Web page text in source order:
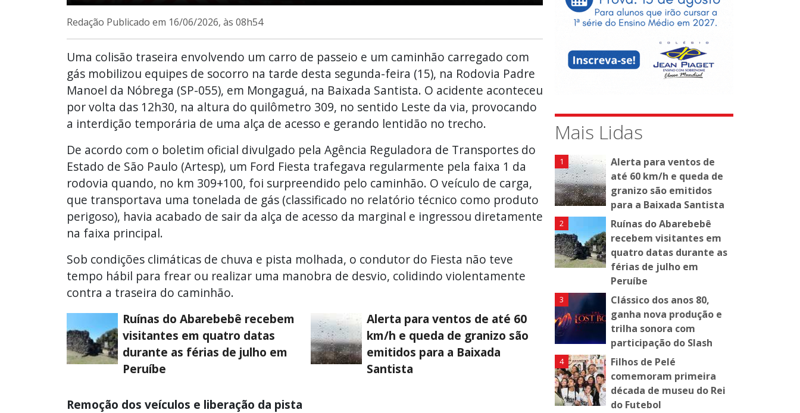
Redação Publicado em 16/06/2026, às 08h54
Uma colisão traseira envolvendo um carro de passeio e um caminhão carregado com
gás mobilizou equipes de socorro na tarde desta segunda-feira (15), na Rodovia Padre
Manoel da Nóbrega (SP-055), em Mongaguá, na Baixada Santista. O acidente aconteceu
por volta das 12h30, na altura do quilômetro 309, no sentido Leste da via, provocando
a interdição temporária de uma alça de acesso e gerando lentidão no trecho.
De acordo com o boletim oficial divulgado pela Agência Reguladora de Transportes do
Estado de São Paulo (Artesp), um Ford Fiesta trafegava regularmente pela faixa 1 da
rodovia quando, no km 309+100, foi surpreendido pelo caminhão. O veículo de carga,
que transportava uma tonelada de gás (classificado no relatório técnico como produto
perigoso), havia acabado de sair da alça de acesso da marginal e ingressou diretamente
na faixa principal.
Sob condições climáticas de chuva e pista molhada, o condutor do Fiesta não teve
tempo hábil para frear ou realizar uma manobra de desvio, colidindo violentamente
contra a traseira do caminhão.
Ruínas do Abarebebê recebem
visitantes em quatro datas
durante as férias de julho em
Peruíbe
Alerta para ventos de até 60
km/h e queda de granizo são
emitidos para a Baixada
Santista
Remoção dos veículos e liberação da pista
Mais Lidas
Alerta para ventos de
até 60 km/h e queda de
granizo são emitidos
para a Baixada Santista
Ruínas do Abarebebê
recebem visitantes em
quatro datas durante as
férias de julho em
Peruíbe
Clássico dos anos 80,
ganha nova produção e
trilha sonora com
participação do Slash
Filhos de Pelé
comemoram primeira
década de museu do Rei
do Futebol